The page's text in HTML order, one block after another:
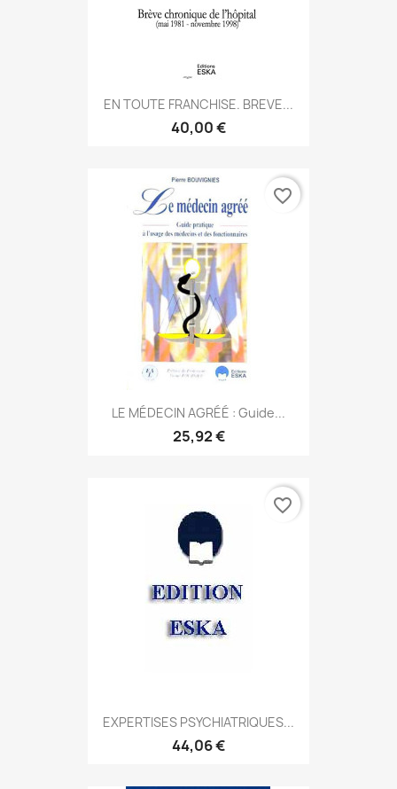
EN TOUTE FRANCHISE. BREVE...
40,00 €
LE MÉDECIN AGRÉÉ : Guide...
25,92 €
favorite_border
EXPERTISES PSYCHIATRIQUES...
44,06 €
favorite_border